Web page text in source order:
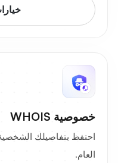
خصوصية WHOIS
احتفظ بتفاصيلك
العام.